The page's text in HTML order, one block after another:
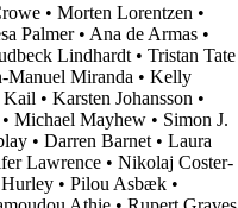
• Morten Lorentzen •
Palmer• Ana de Armas •
Lindhardt • Tristan Tate
Manuel Miranda • Kelly
Kail • Karsten Johansson •
• Michael Mayhew • Simon J.
• Darren Barnet • Laura
Lawrence • Nikolaj Coster-
• Pilou Asbæk •